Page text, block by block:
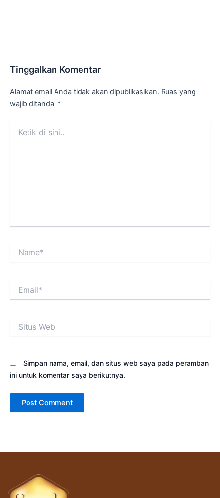
Tinggalkan Komentar
Alamat email Anda tidak akan dipublikasikan. Ruas yang
wajib ditandai *
Web
Simpan nama, email, dan situs web saya pada peramban
ini untuk komentar saya berikutnya.